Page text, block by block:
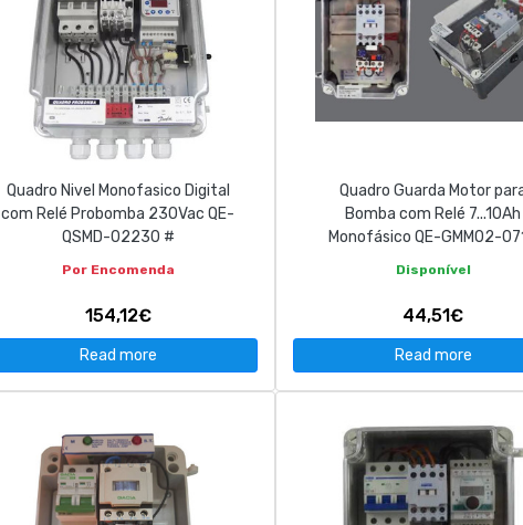
Quadro Nivel Monofasico Digital
com Relé Probomba 230Vac QE-
QSMD-02230 #
Por Encomenda
154,12€
Read more
Quadro Guarda Motor
Bomba com Relé 7...10Ah
Monofásico QE-GMM02-
Disponível
44,51€
Read more